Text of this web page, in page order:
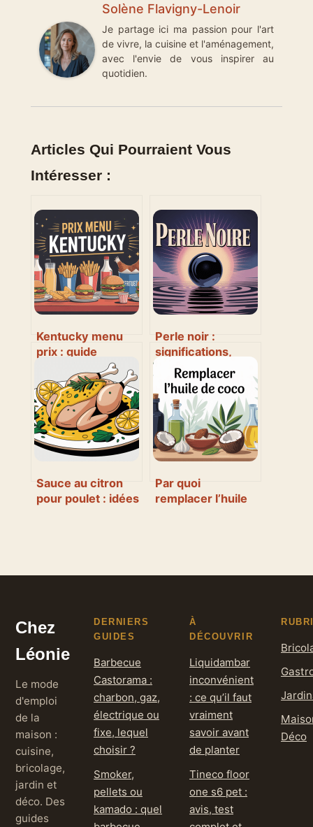
Solène Flavigny-Lenoir
Je partage ici ma passion pour l'art
de vivre, la cuisine et l'aménagement,
avec l'envie de vous inspirer au
quotidien.
Articles Qui Pourraient Vous
Intéresser :
Kentucky menu
prix : guide
complet pour
maîtriser votre
budget fast-food
Perle noir :
significations,
usages et secrets
d’une gemme
fascinante
Sauce au citron
pour poulet : idées
Par quoi
remplacer l’huile
Chez
Léonie
Le mode
d'emploi
de la
maison :
cuisine,
bricolage,
jardin et
déco. Des
guides
DERNIERS
GUIDES
Barbecue
Castorama :
charbon, gaz,
électrique ou
fixe, lequel
choisir ?
Smoker,
pellets ou
kamado : quel
À
DÉCOUVRIR
Liquidambar
inconvénient
: ce qu’il faut
vraiment
savoir avant
de planter
Tineco floor
one s6 pet :
avis, test
Déco